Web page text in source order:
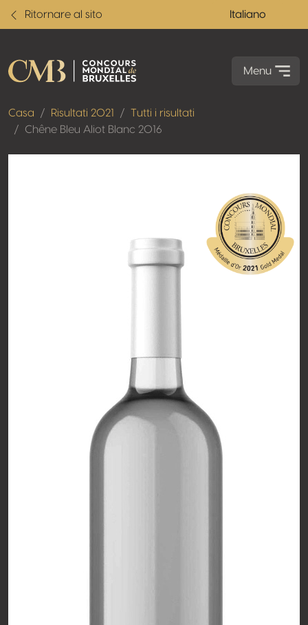
Ritornare al sito Italiano
Menu
Casa Risultati 2021
Tutti i risultati
Chêne Bleu Aliot Blanc 2016